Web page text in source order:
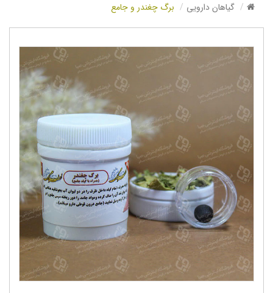
گیاهان دارویی
برگ چغندر و جامع